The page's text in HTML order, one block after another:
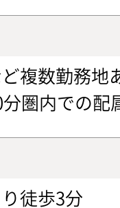
複数勤務地
圏内での配
徒歩3分